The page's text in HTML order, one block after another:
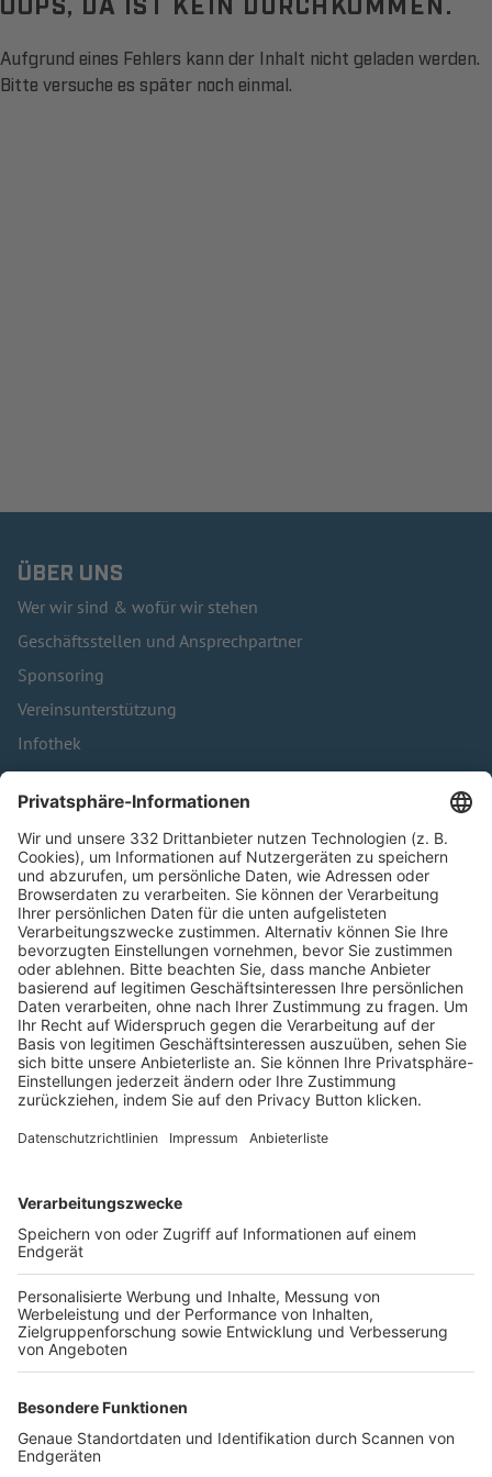
Aufgrund eines Fehlers kann der Inhalt nicht geladen werden.
Bitte versuche es später noch einmal.
ÜBER UNS
Wer wir sind & wofür wir stehen
Geschäftsstellen und Ansprechpartner
Sponsoring
Vereinsunterstützung
Infothek
Kontakt
HÄUFIG BESUCHTE SEITEN
Pässe und Vereinswechsel
Trainerausbildung
Schulungsangebot Vereinsmitarbeiter
BFV-Geschäftsstellen
Trainerbörse
Login SpielPlus
FOLGE DEM BFV
TOP-VEREINE
TOP-PARTNER